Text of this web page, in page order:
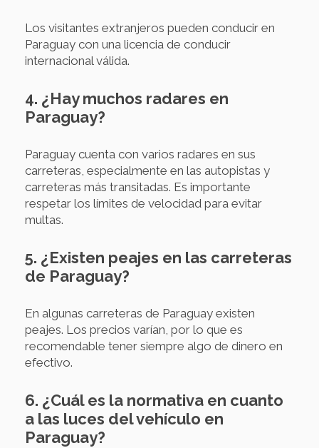
Los visitantes extranjeros pueden conducir en
Paraguay con una licencia de conducir
internacional válida.
4. ¿Hay muchos radares en
Paraguay?
Paraguay cuenta con varios radares en sus
carreteras, especialmente en las autopistas y
carreteras más transitadas. Es importante
respetar los límites de velocidad para evitar
multas.
5. ¿Existen peajes en las carreteras
de Paraguay?
En algunas carreteras de Paraguay existen
peajes. Los precios varían, por lo que es
recomendable tener siempre algo de dinero en
efectivo.
6. ¿Cuál es la normativa en cuanto
a las luces del vehículo en
Paraguay?